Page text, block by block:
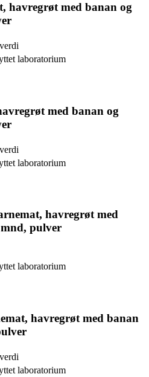
havregrøt med banan og
laboratorium
med banan og
laboratorium
havregrøt med
pulver
laboratorium
havregrøt med banan
laboratorium